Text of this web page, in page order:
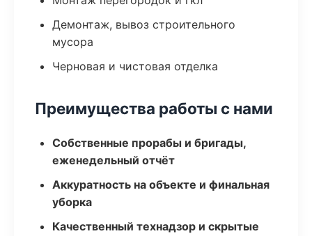
Демонтаж, вывоз строительного
мусора
Черновая и чистовая отделка
Преимущества работы с нами
Собственные прорабы и бригады,
еженедельный отчёт
Аккуратность на объекте и финальная
уборка
Качественный технадзор и скрытые